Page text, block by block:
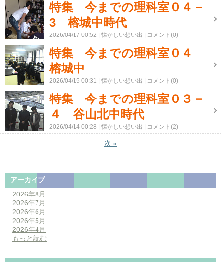
特集 今までの理科室０４－
3 榕城中時代
2026/04/17 00:52 懐かしい想い出 コメント(0)
特集 今までの理科室０４
榕城中
2026/04/15 00:31 懐かしい想い出 コメント(0)
特集 今までの理科室０３－
４ 谷山北中時代
2026/04/14 00:28 懐かしい想い出 コメント(2)
次 »
アーカイブ
2026年8月
2026年7月
2026年6月
2026年5月
2026年4月
もっと読む